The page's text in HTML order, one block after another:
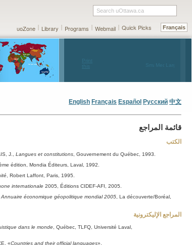
Français
Search uOttawa.ca
uoZone Library Programs Webmail Quick Picks
Print
SmallMedium
English Français Español Русский 中文
قائمة المراجع
الکتب
J., Langues et constitutions, Gouvernement du Québec, 1993.
édition, Mondia Éditeurs, Laval, 1992.
, Robert Laffont, Paris, 1995.
internationale 2005, Éditions CIDEF-AFI, 2005.
Annuaire économique géopolitique mondial 2005, La découverte/Boréal,
المراجع الإلیکترونیة
dans le monde, Québec, TLFQ, Université Laval,
«Countries and their official languages»,